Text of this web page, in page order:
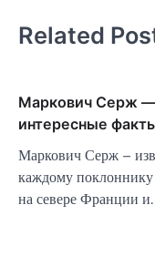
Related
Маркович Серж —
интересные
Маркович Серж –
каждому
на севере Франции